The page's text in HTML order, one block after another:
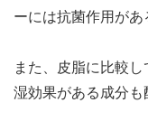
ーには抗菌作用があ
また、皮脂に比較
湿効果がある成分も